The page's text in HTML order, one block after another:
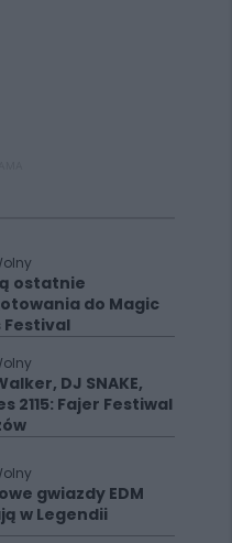
ostatnie
do Magic
Festival
DJ SNAKE,
2115: Fajer Festiwal
gwiazdy EDM
w Legendii